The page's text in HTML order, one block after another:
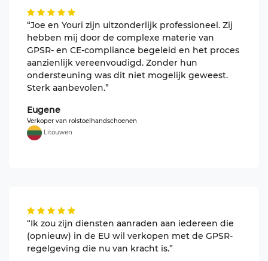
“Joe en Youri zijn uitzonderlijk professioneel. Zij
hebben mij door de complexe materie van
GPSR- en CE-compliance begeleid en het proces
aanzienlijk vereenvoudigd. Zonder hun
ondersteuning was dit niet mogelijk geweest.
Sterk aanbevolen.”
Eugene
Verkoper van rolstoelhandschoenen
Litouwen
“Ik zou zijn diensten aanraden aan iedereen die
(opnieuw) in de EU wil verkopen met de GPSR-
regelgeving die nu van kracht is.”